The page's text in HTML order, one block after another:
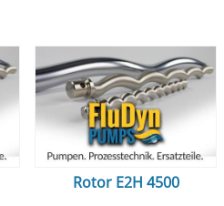
Rotor E2H 4500